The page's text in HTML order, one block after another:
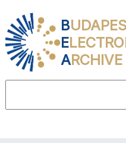
B
E
ARCHIVE